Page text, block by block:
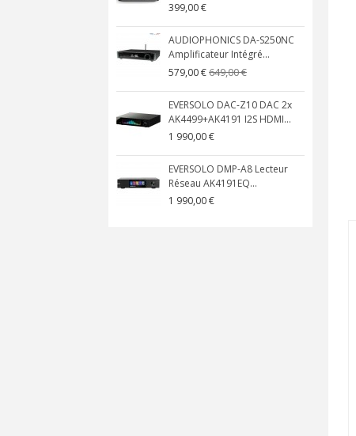
399,00 €
AUDIOPHONICS DA-S250NC
Amplificateur Intégré...
579,00 €649,00 €
EVERSOLO DAC-Z10 DAC 2x
AK4499+AK4191 I2S HDMI...
1 990,00 €
EVERSOLO DMP-A8 Lecteur
Réseau AK4191EQ...
1 990,00 €